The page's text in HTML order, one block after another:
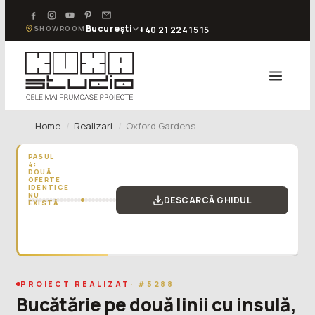
SHOWROOM București +40 21 224 15 15
Home Realizari Oxford Gardens
PASUL
4:
DOUĂ
OFERTE
IDENTICE
NU
EXISTĂ
prețul
bucătăriei.
Pierzi
DESCARCĂ GHIDUL
PROIECT REALIZAT · #5288
Bucătărie pe două linii cu insulă,